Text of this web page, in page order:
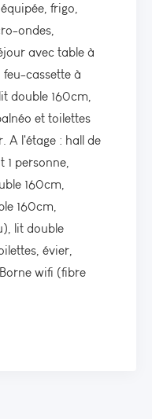
frigo,
ondes,
avec table à
feu-cassette à
double 160cm,
et toilettes
A l'étage : hall de
personne,
160cm,
160cm,
lit double
évier,
wifi (fibre